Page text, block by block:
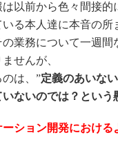
以前から色々間接
る本人達に本音の
業務について一週
せんが、
は、”定義のあいな
ないのでは？という
ション開発における